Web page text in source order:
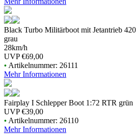
Black Turbo Militärboot mit Jetantrieb
grau
28km/h
UVP€69,00
• Artikelnummer: 26111
Mehr Informationen
Fairplay I Schlepper Boot 1:72 RTR grün
UVP€39,00
• Artikelnummer: 26110
Mehr Informationen